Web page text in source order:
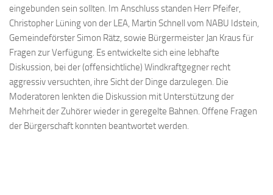
eingebunden sein sollten. Im Anschluss standen Herr Pfeifer,
Christopher Lüning von der LEA, Martin Schnell vom NABU Idstein,
Gemeindeförster Simon Rätz, sowie Bürgermeister Jan Kraus für
Fragen zur Verfügung. Es entwickelte sich eine lebhafte
Diskussion, bei der (offensichtliche) Windkraftgegner recht
aggressiv versuchten, ihre Sicht der Dinge darzulegen. Die
Moderatoren lenkten die Diskussion mit Unterstützung der
Mehrheit der Zuhörer wieder in geregelte Bahnen. Offene Fragen
der Bürgerschaft konnten beantwortet werden.